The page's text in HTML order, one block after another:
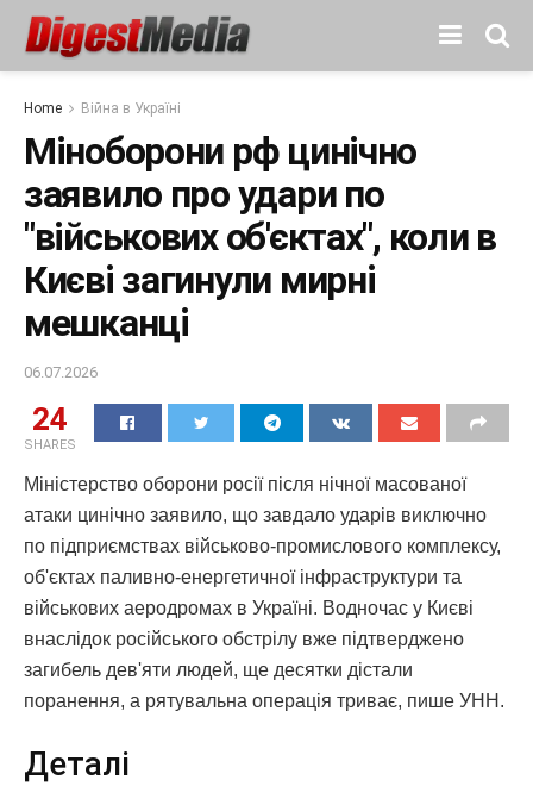
Home Війна в Україні
Міноборони рф цинічно
заявило про удари по
"військових об'єктах", коли в
Києві загинули мирні
мешканці
06.07.2026
24
SHARES
Міністерство оборони росії після нічної масованої
атаки цинічно заявило, що завдало ударів виключно
по підприємствах військово-промислового комплексу,
об'єктах паливно-енергетичної інфраструктури та
військових аеродромах в Україні. Водночас у Києві
внаслідок російського обстрілу вже підтверджено
загибель дев'яти людей, ще десятки дістали
поранення, а рятувальна операція триває, пише УНН.
Деталі